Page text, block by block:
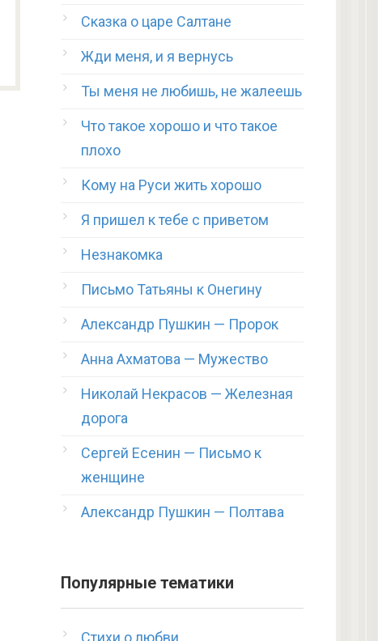
Сказка о царе Салтане
Жди меня, и я вернусь
Ты меня не любишь, не жалеешь
Что такое хорошо и что такое
плохо
Кому на Руси жить хорошо
Я пришел к тебе с приветом
Незнакомка
Письмо Татьяны к Онегину
Александр Пушкин — Пророк
Анна Ахматова — Мужество
Николай Некрасов — Железная
дорога
Сергей Есенин — Письмо к
женщине
Александр Пушкин — Полтава
Популярные тематики
Стихи о любви